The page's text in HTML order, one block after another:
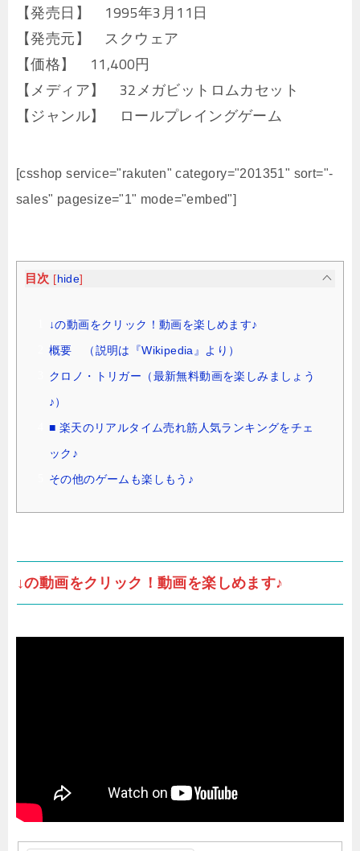
【発売日】 1995年3月11日
【発売元】 スクウェア
【価格】 11,400円
【メディア】 32メガビットロムカセット
【ジャンル】 ロールプレイングゲーム
[csshop service="rakuten" category="201351" sort="-
sales" pagesize="1" mode="embed"]
目次 [ hide]
↓の動画をクリック！動画を楽しめます♪
概要 （説明は『Wikipedia』より）
クロノ・トリガー（最新無料動画を楽しみましょう
♪）
■ 楽天のリアルタイム売れ筋人気ランキングをチェ
ック♪
その他のゲームも楽しもう♪
↓の動画をクリック！動画を楽しめます♪